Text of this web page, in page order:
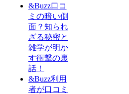
&Buzz口コ
ミの暗い側
面？知られ
ざる秘密と
雑学が明か
す衝撃の裏
話！
&Buzz利用
者が口コミ